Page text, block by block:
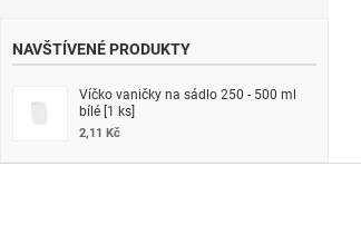
NAVŠTÍVENÉ PRODUKTY
Víčko vaničky na sádlo 250 - 500 ml
bílé [1 ks]
2,11 Kč